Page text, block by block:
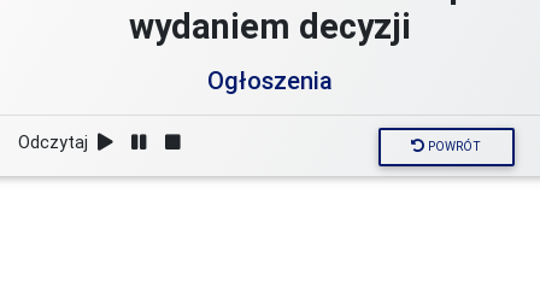
wydaniem decyzji
Ogłoszenia
Odczytaj POWRÓT